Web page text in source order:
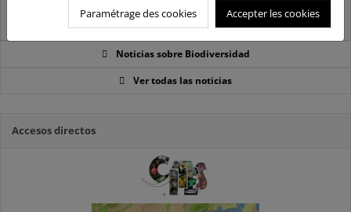
La reunión ministerial de OSPAR refuerza la acción conjunta para proteger
el Atlántico Nordeste
Noticias sobre Biodiversidad
Ver todas las noticias
Accesos directos
Paramétrage des cookies Accepter les cookies